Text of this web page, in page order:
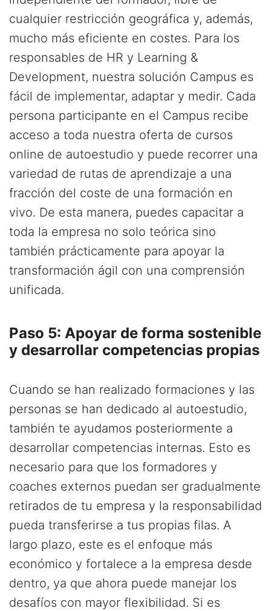
cualquier restricción geográfica y, además,
mucho más eficiente en costes. Para los
responsables de HR y Learning &
Development, nuestra solución Campus es
fácil de implementar, adaptar y medir. Cada
persona participante en el Campus recibe
acceso a toda nuestra oferta de cursos
online de autoestudio y puede recorrer una
variedad de rutas de aprendizaje a una
fracción del coste de una formación en
vivo. De esta manera, puedes capacitar a
toda la empresa no solo teórica sino
también prácticamente para apoyar la
transformación ágil con una comprensión
unificada.
Paso 5: Apoyar de forma sostenible
y desarrollar competencias propias
Cuando se han realizado formaciones y las
personas se han dedicado al autoestudio,
también te ayudamos posteriormente a
desarrollar competencias internas. Esto es
necesario para que los formadores y
coaches externos puedan ser gradualmente
retirados de tu empresa y la responsabilidad
pueda transferirse a tus propias filas. A
largo plazo, este es el enfoque más
económico y fortalece a la empresa desde
dentro, ya que ahora puede manejar los
desafíos con mayor flexibilidad. Si es